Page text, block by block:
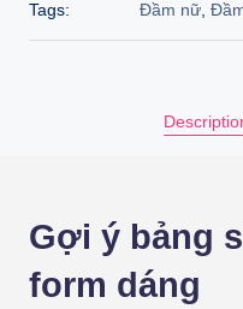
Tags:
Đầm nữ,
Gợi ý bảng
form dáng